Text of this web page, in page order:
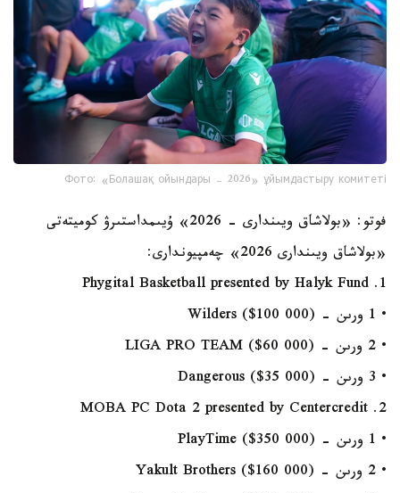
Фото: «Болашақ ойындары – 2026» ұйымдастыру комитеті
فوتو: «بولاشاق ويىندارى - 2026» ۇيىمداستىرۋ كوميتەتى
«بولاشاق ويىندارى 2026» چەمپيوندارى:
1. Phygital Basketball presented by Halyk Fund
• 1 ورىن - Wilders ($100 000)
• 2 ورىن - LIGA PRO TEAM ($60 000)
• 3 ورىن - Dangerous ($35 000)
2. MOBA PC Dota 2 presented by Centercredit
• 1 ورىن - PlayTime ($350 000)
• 2 ورىن - Yakult Brothers ($160 000)